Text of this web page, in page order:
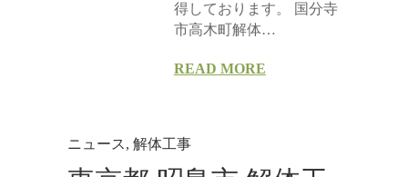
得しております。 国分寺
市高木町解体…
READ MORE
ニュース, 解体工事